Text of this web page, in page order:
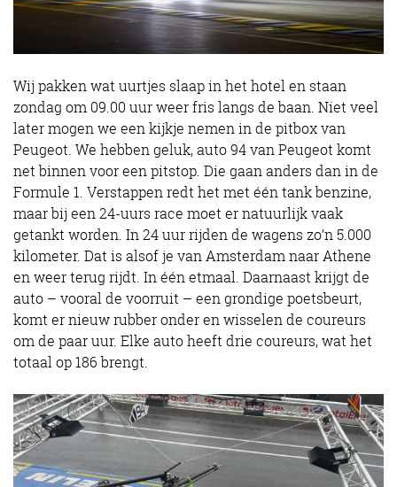
Wij pakken wat uurtjes slaap in het hotel en staan
zondag om 09.00 uur weer fris langs de baan. Niet veel
later mogen we een kijkje nemen in de pitbox van
Peugeot. We hebben geluk, auto 94 van Peugeot komt
net binnen voor een pitstop. Die gaan anders dan in de
Formule 1. Verstappen redt het met één tank benzine,
maar bij een 24-uurs race moet er natuurlijk vaak
getankt worden. In 24 uur rijden de wagens zo’n 5.000
kilometer. Dat is alsof je van Amsterdam naar Athene
en weer terug rijdt. In één etmaal. Daarnaast krijgt de
auto – vooral de voorruit – een grondige poetsbeurt,
komt er nieuw rubber onder en wisselen de coureurs
om de paar uur. Elke auto heeft drie coureurs, wat het
totaal op 186 brengt.